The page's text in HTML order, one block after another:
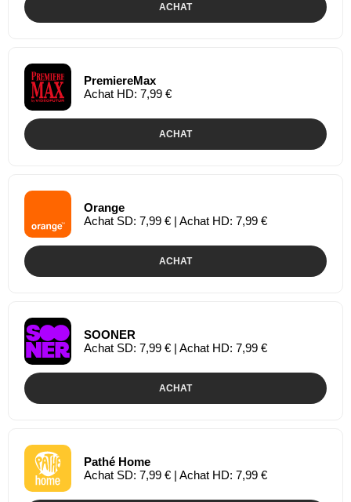
ACHAT
PremiereMax
Achat HD: 7,99 €
ACHAT
Orange
Achat SD: 7,99 € | Achat HD: 7,99 €
ACHAT
SOONER
Achat SD: 7,99 € | Achat HD: 7,99 €
ACHAT
Pathé Home
Achat SD: 7,99 € | Achat HD: 7,99 €